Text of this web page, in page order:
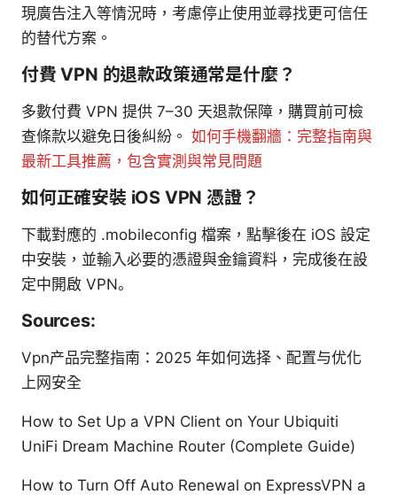
現廣告注入等情況時，考慮停止使用並尋找更可信任
的替代方案。
付費 VPN 的退款政策通常是什麼？
多數付費 VPN 提供 7–30 天退款保障，購買前可檢
查條款以避免日後糾紛。 如何手機翻牆：完整指南與
最新工具推薦，包含實測與常見問題
如何正確安裝 iOS VPN 憑證？
下載對應的 .mobileconfig 檔案，點擊後在 iOS 設定
中安裝，並輸入必要的憑證與金鑰資料，完成後在設
定中開啟 VPN。
Sources:
Vpn产品完整指南：2025 年如何选择、配置与优化
上网安全
How to Set Up a VPN Client on Your Ubiquiti
UniFi Dream Machine Router (Complete Guide)
How to Turn Off Auto Renewal on ExpressVPN a